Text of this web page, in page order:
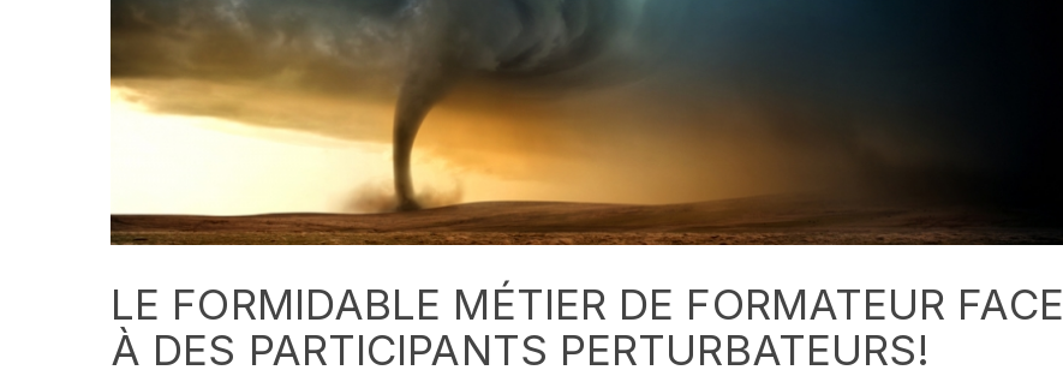
LE FORMIDABLE MÉTIER DE FORMATEUR FACE
À DES PARTICIPANTS PERTURBATEURS!